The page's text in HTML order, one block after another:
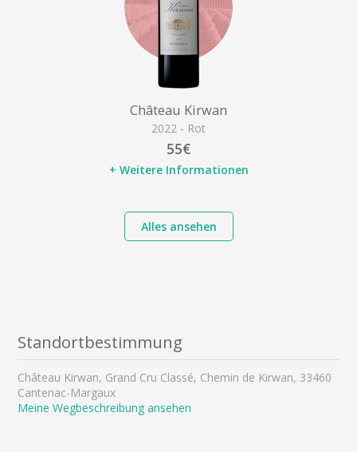
Château Kirwan
2022 - Rot
55€
+ Weitere Informationen
Alles ansehen
Standortbestimmung
Château Kirwan, Grand Cru Classé, Chemin de Kirwan, 33460
Cantenac-Margaux
Meine Wegbeschreibung ansehen